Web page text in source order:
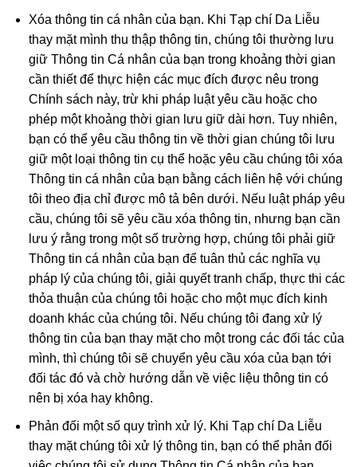
Xóa thông tin cá nhân của bạn. Khi Tạp chí Da Liễu
thay mặt mình thu thập thông tin, chúng tôi thường lưu
giữ Thông tin Cá nhân của bạn trong khoảng thời gian
cần thiết để thực hiện các mục đích được nêu trong
Chính sách này, trừ khi pháp luật yêu cầu hoặc cho
phép một khoảng thời gian lưu giữ dài hơn. Tuy nhiên,
bạn có thể yêu cầu thông tin về thời gian chúng tôi lưu
giữ một loại thông tin cụ thể hoặc yêu cầu chúng tôi xóa
Thông tin cá nhân của bạn bằng cách liên hệ với chúng
tôi theo địa chỉ được mô tả bên dưới. Nếu luật pháp yêu
cầu, chúng tôi sẽ yêu cầu xóa thông tin, nhưng bạn cần
lưu ý rằng trong một số trường hợp, chúng tôi phải giữ
Thông tin cá nhân của bạn để tuân thủ các nghĩa vụ
pháp lý của chúng tôi, giải quyết tranh chấp, thực thi các
thỏa thuận của chúng tôi hoặc cho một mục đích kinh
doanh khác của chúng tôi. Nếu chúng tôi đang xử lý
thông tin của bạn thay mặt cho một trong các đối tác của
mình, thì chúng tôi sẽ chuyển yêu cầu xóa của bạn tới
đối tác đó và chờ hướng dẫn về việc liệu thông tin có
nên bị xóa hay không.
Phản đối một số quy trình xử lý. Khi Tạp chí Da Liễu
thay mặt chúng tôi xử lý thông tin, bạn có thể phản đối